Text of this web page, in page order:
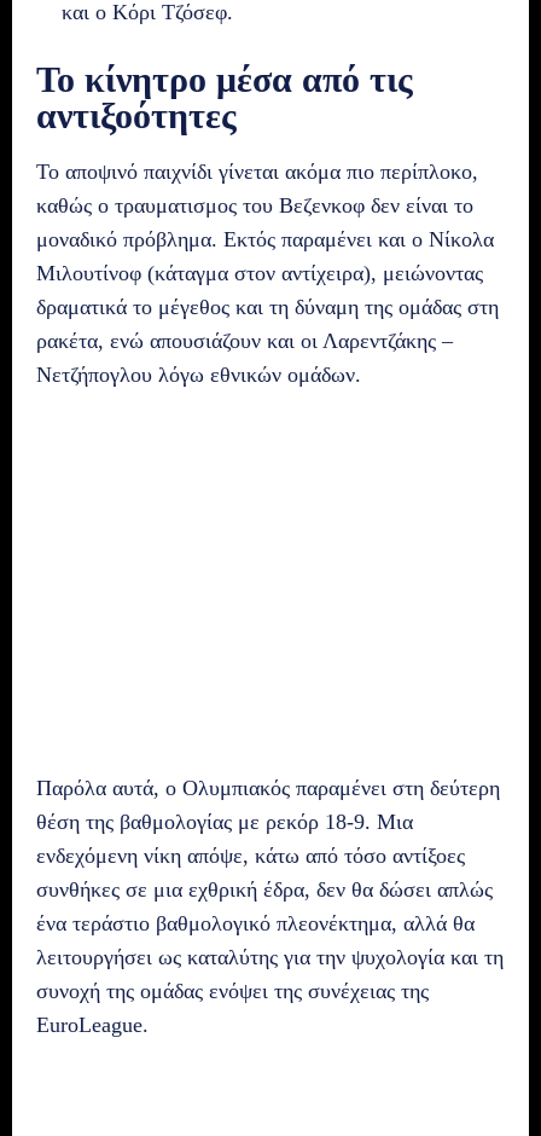
και ο Κόρι Τζόσεφ.
Το κίνητρο μέσα από τις
αντιξοότητες
Το αποψινό παιχνίδι γίνεται ακόμα πιο περίπλοκο,
καθώς ο τραυματισμος του Βεζενκοφ δεν είναι το
μοναδικό πρόβλημα. Εκτός παραμένει και ο Νίκολα
Μιλουτίνοφ (κάταγμα στον αντίχειρα), μειώνοντας
δραματικά το μέγεθος και τη δύναμη της ομάδας στη
ρακέτα, ενώ απουσιάζουν και οι Λαρεντζάκης –
Νετζήπογλου λόγω εθνικών ομάδων.
Παρόλα αυτά, ο Ολυμπιακός παραμένει στη δεύτερη
θέση της βαθμολογίας με ρεκόρ 18-9. Μια
ενδεχόμενη νίκη απόψε, κάτω από τόσο αντίξοες
συνθήκες σε μια εχθρική έδρα, δεν θα δώσει απλώς
ένα τεράστιο βαθμολογικό πλεονέκτημα, αλλά θα
λειτουργήσει ως καταλύτης για την ψυχολογία και τη
συνοχή της ομάδας ενόψει της συνέχειας της
EuroLeague.